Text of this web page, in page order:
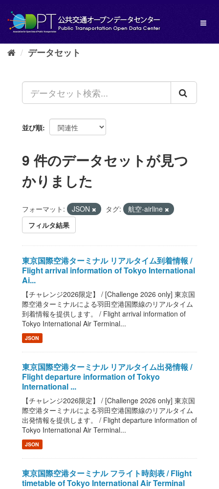
し
データセット
並び順
9 件のデータセットが見つ
かりました
フォーマット: JSON タグ:
航空-airline
フィルタ結果
東京国際空港ターミナル リアルタイム到着情報 /
Flight arrival information of Tokyo International
Ai...
【チャレンジ2026限定】 / [Challenge 2026 only] 東京国
際空港ターミナルによる羽田空港国際線のリアルタイム
到着情報を提供します。 / Flight arrival information of
Tokyo International Air Terminal...
JSON
東京国際空港ターミナル リアルタイム出発情報 /
Flight departure information of Tokyo
International ...
【チャレンジ2026限定】 / [Challenge 2026 only] 東京国
際空港ターミナルによる羽田空港国際線のリアルタイム
出発情報を提供します。 / Flight departure information of
Tokyo International Air Terminal...
JSON
東京国際空港ターミナル フライト時刻表 / Flight
timetable of Tokyo International Air Terminal